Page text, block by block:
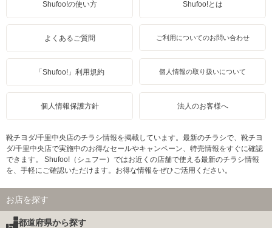
Shufoo!の使い方 Shufoo!とは
よくあるご質問 ご利用についてのお問い合わせ
「Shufoo!」利用規約 個人情報の取り扱いについて
個人情報保護方針 法人のお客様へ
靴チヨダ/千里中央店のチラシ情報を掲載しています。最新のチラシで、靴チヨ
ダ/千里中央店で実施中のお得なセールやキャンペーン、特売情報をすぐに確認
できます。 Shufoo!（シュフー）ではお近くの店舗で使える最新のチラシ情報
を、手軽にご確認いただけます。お得な情報をぜひご活用ください。
お店を探す
都道府県から探す